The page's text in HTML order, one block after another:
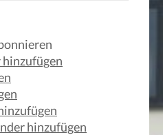
hinzufügen